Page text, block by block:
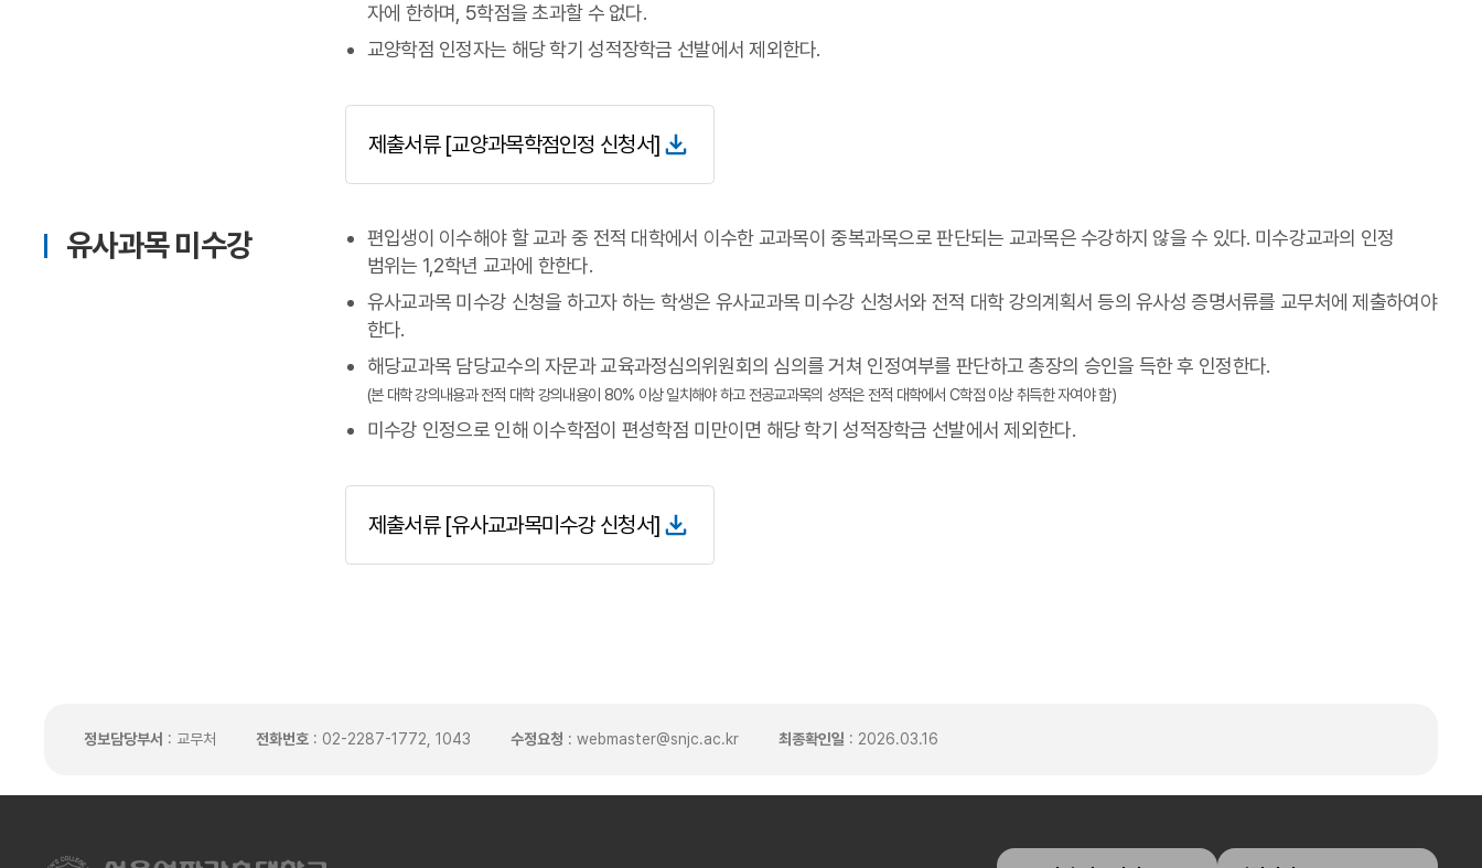
자에 한하며, 5학점을 초과할 수 없다.
교양학점 인정자는 해당 학기 성적장학금 선발에서 제외한다.
제출서류 [교양과목학점인정 신청서]
유사과목 미수강
편입생이 이수해야 할 교과 중 전적 대학에서 이수한 교과목이 중복과목으로 판단되는 교과목은 수강하지 않을 수 있다. 미수강교과의 인정
범위는 1,2학년 교과에 한한다.
유사교과목 미수강 신청을 하고자 하는 학생은 유사교과목 미수강 신청서와 전적 대학 강의계획서 등의 유사성 증명서류를 교무처에 제출하여야
한다.
해당교과목 담당교수의 자문과 교육과정심의위원회의 심의를 거쳐 인정여부를 판단하고 총장의 승인을 득한 후 인정한다.
(본 대학 강의내용과 전적 대학 강의내용이 80% 이상 일치해야 하고 전공교과목의 성적은 전적 대학에서 C학점 이상 취득한 자여야 함)
미수강 인정으로 인해 이수학점이 편성학점 미만이면 해당 학기 성적장학금 선발에서 제외한다.
제출서류 [유사교과목미수강 신청서]
정보담당부서 : 교무처 전화번호 : 02-2287-1772, 1043 수정요청 : webmaster@snjc.ac.kr 최종확인일 : 2026.03.16